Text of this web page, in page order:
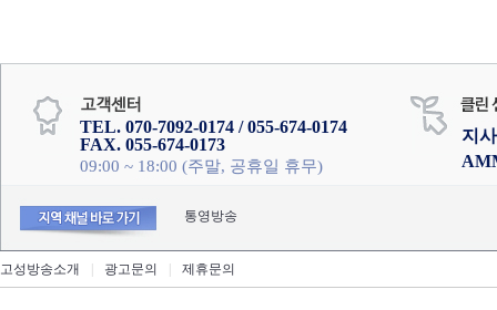
TEL. 070-7092-0174 / 055-674-0174
FAX. 055-674-0173
09:00 ~ 18:00 (주말, 공휴일 휴무)
지
통영방송
고성방송소개 광고문의 제휴문의